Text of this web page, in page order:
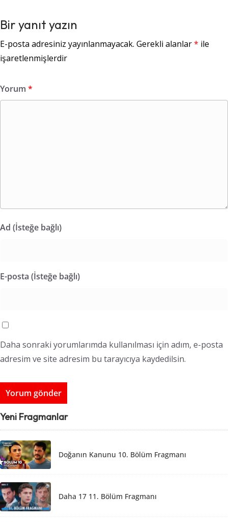
Bir yanıt yazın
E-posta adresiniz yayınlanmayacak. Gerekli alanlar* ile
işaretlenmişlerdir
Yorum *
Ad (İsteğe bağlı)
E-posta (İsteğe bağlı)
Daha sonraki yorumlarımda kullanılması için adım, e-posta
adresim ve site adresim bu tarayıcıya kaydedilsin.
Yeni Fragmanlar
Doğanın Kanunu 10. Bölüm Fragmanı
Daha 17 11. Bölüm Fragmanı